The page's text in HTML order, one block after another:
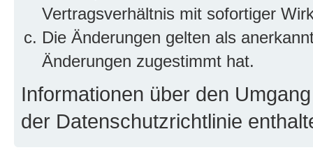
Vertragsverhältnis mit sofortiger
Die Änderungen gelten als
Änderungen zugestimmt hat.
Informationen über den
der Datenschutzrichtlinie